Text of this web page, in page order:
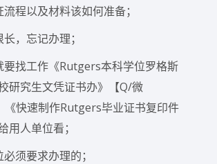
程以及材料该如何准备；
，忘记办理；
要找工作《Rutgers本科学位罗格斯
研究生文凭证书办》【Q/微
《快速制作Rutgers毕业证书复印件
用人单位看；
须要求办理的；